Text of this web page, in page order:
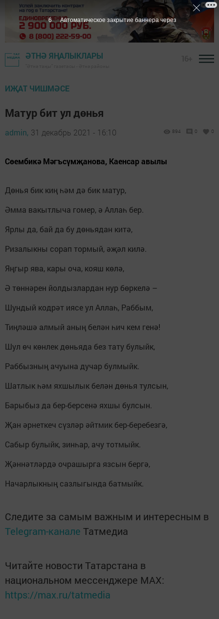
ӘТНӘ ЯҢАЛЫКЛАРЫ
ИҖАТ ЧИШМӘСЕ
Матур бит ул дөнья
admin, 31 декабрь 2021 - 16:10 894 0 0
Сөембикә Мәгъсүмҗанова, Каенсар авылы
Дөнья бик киң һәм дә бик матур,
Әмма вакытлыча гомер, ә Аллаһ бер.
Ярлы да, бай да бу дөньядан китә,
Ризалыкны сорап тормый, әҗәл килә.
Яңгыр ява, кары оча, кояш көлә,
Ә төннәрен йолдызлардан нур бөркелә –
Шундый кодрәт иясе ул Аллаһ, Раббым,
Тиңләшә алмый аның белән һич кем генә!
Шул өч көнлек дөньяда без тату булыйк,
Раббызның ачуына дучар булмыйк.
Шатлык һәм яхшылык белән дөнья тулсын,
Барыбыз да бер-берсенә яхшы булсын.
Җан әрнеткеч сүзләр әйтмик бер-беребезгә,
Сабыр булыйк, зинһар, ачу тотмыйк.
Җәннәтләрдә очрашырга язсын бергә,
Начарлыкның сазлыгында батмыйк.
Следите за самым важным и интересным в
Telegram-канале Татмедиа
Читайте новости Татарстана в
национальном мессенджере MАХ:
https://max.ru/tatmedia
6 Автоматическое закрытие баннера через